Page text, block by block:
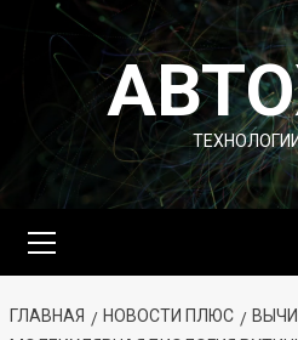
Перейти
содержимому
меню
ГЛАВНАЯ НОВОСТИ ПЛЮС